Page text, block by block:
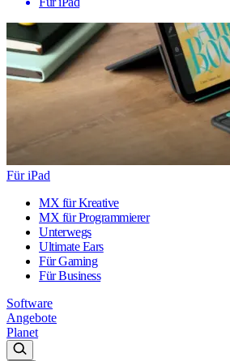
Für iPad
MX für Kreative
MX für Programmierer
Unterwegs
Ultimate Ears
Für Gaming
Für Business
Software
Angebote
Planet